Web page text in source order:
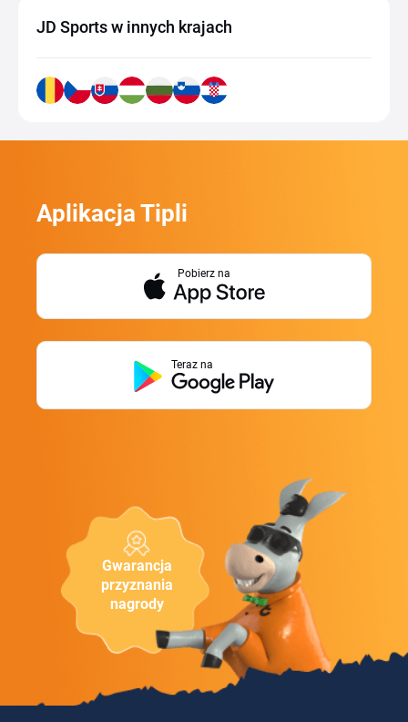
JD Sports w innych krajach
Gwarancja
przyznania
nagrody
Aplikacja Tipli
Pobierz na
Teraz na